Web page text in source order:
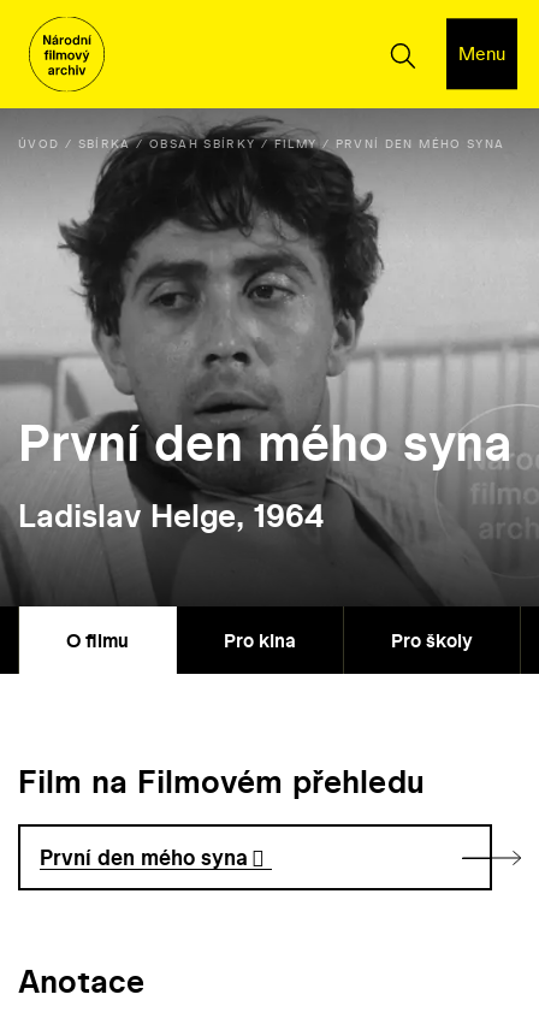
Menu
ÚVOD SBÍRKA OBSAH SBÍRKY FILMY PRVNÍ DEN MÉHO SYNA
První den mého syna
Ladislav Helge, 1964
O filmu Pro kina Pro školy
Film na Filmovém přehledu
První den mého syna
Anotace